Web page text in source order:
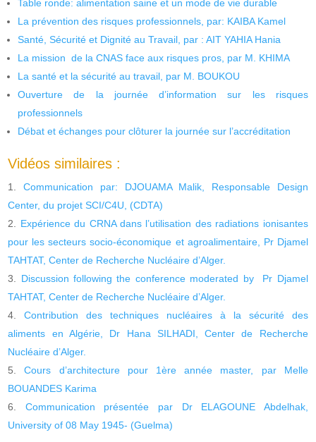
Table ronde: alimentation saine et un mode de vie durable
La prévention des risques professionnels, par: KAIBA Kamel
Santé, Sécurité et Dignité au Travail, par : AIT YAHIA Hania
La mission de la CNAS face aux risques pros, par M. KHIMA
La santé et la sécurité au travail, par M. BOUKOU
Ouverture de la journée d’information sur les risques
professionnels
Débat et échanges pour clôturer la journée sur l’accréditation
Vidéos similaires :
Communication par: DJOUAMA Malik, Responsable Design
Center, du projet SCI/C4U, (CDTA)
Expérience du CRNA dans l’utilisation des radiations ionisantes
pour les secteurs socio-économique et agroalimentaire, Pr Djamel
TAHTAT, Center de Recherche Nucléaire d’Alger.
Discussion following the conference moderated by Pr Djamel
TAHTAT, Center de Recherche Nucléaire d’Alger.
Contribution des techniques nucléaires à la sécurité des
aliments en Algérie, Dr Hana SILHADI, Center de Recherche
Nucléaire d’Alger.
Cours d’architecture pour 1ère année master, par Melle
BOUANDES Karima
Communication présentée par Dr ELAGOUNE Abdelhak,
University of 08 May 1945- (Guelma)